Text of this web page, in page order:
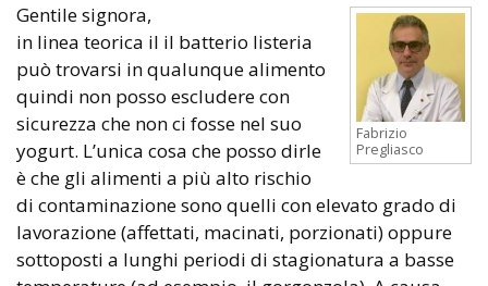
Fabrizio
Pregliasco
Gentile signora,
in linea teorica il il batterio listeria
può trovarsi in qualunque alimento
quindi non posso escludere con
sicurezza che non ci fosse nel suo
yogurt. L’unica cosa che posso dirle
è che gli alimenti a più alto rischio
di contaminazione sono quelli con elevato grado di
lavorazione (affettati, macinati, porzionati) oppure
sottoposti a lunghi periodi di stagionatura a basse